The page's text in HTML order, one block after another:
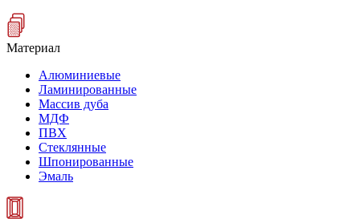
Материал
Алюминиевые
Ламинированные
Массив дуба
МДФ
ПВХ
Стеклянные
Шпонированные
Эмаль